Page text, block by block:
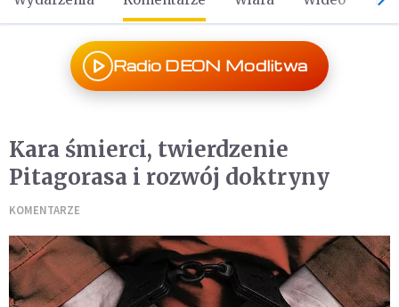
Radio DEON Modlitwa
Kara śmierci, twierdzenie
Pitagorasa i rozwój doktryny
KOMENTARZE